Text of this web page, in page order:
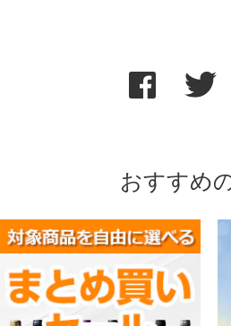
おすすめ